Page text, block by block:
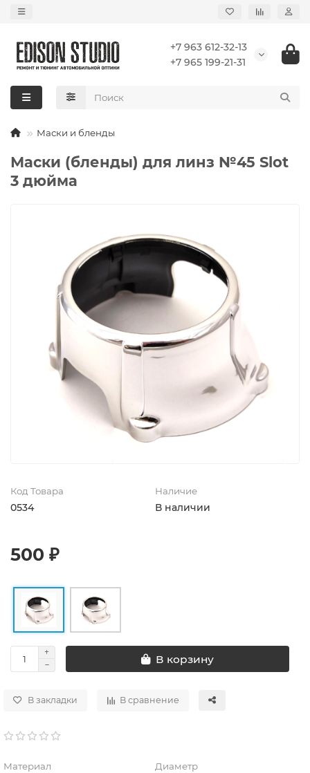
+7 963 612-32-13
+7 965 199-21-31
Маски и бленды
Маски (бленды) для линз №45 Slot
3 дюйма
Код Товара
0534
Наличие
В наличии
500 ₽
В корзину
В закладки В сравнение
Материал Диаметр